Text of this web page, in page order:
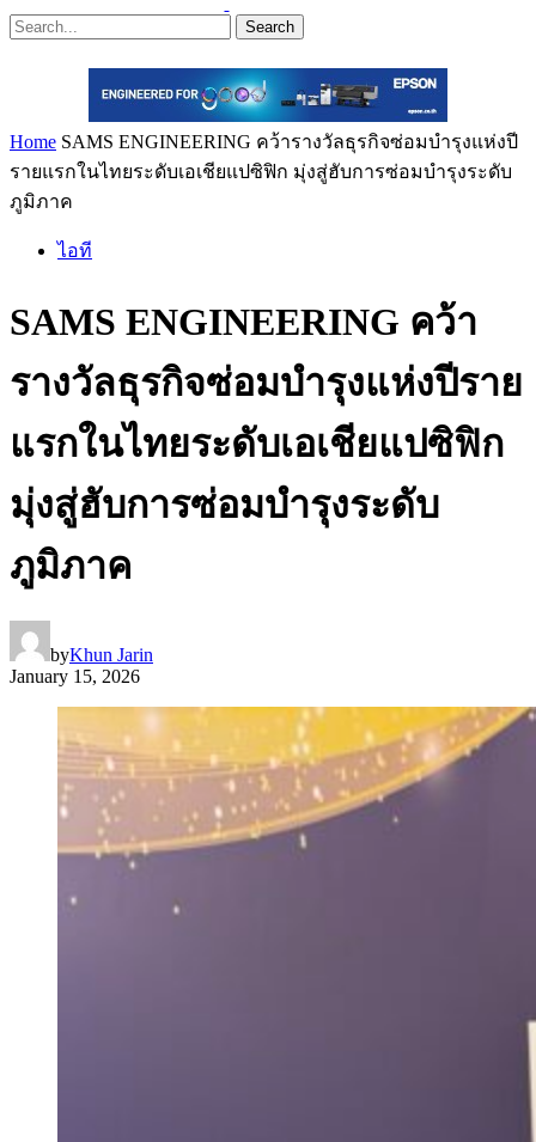
Search
Home SAMS ENGINEERING คว้ารางวัลธุรกิจซ่อมบำรุงแห่งปี
รายแรกในไทยระดับเอเชียแปซิฟิก มุ่งสู่ฮับการซ่อมบำรุงระดับ
ภูมิภาค
ไอที
SAMS ENGINEERING คว้า
รางวัลธุรกิจซ่อมบำรุงแห่งปีราย
แรกในไทยระดับเอเชียแปซิฟิก
มุ่งสู่ฮับการซ่อมบำรุงระดับ
ภูมิภาค
byKhun Jarin
January 15, 2026